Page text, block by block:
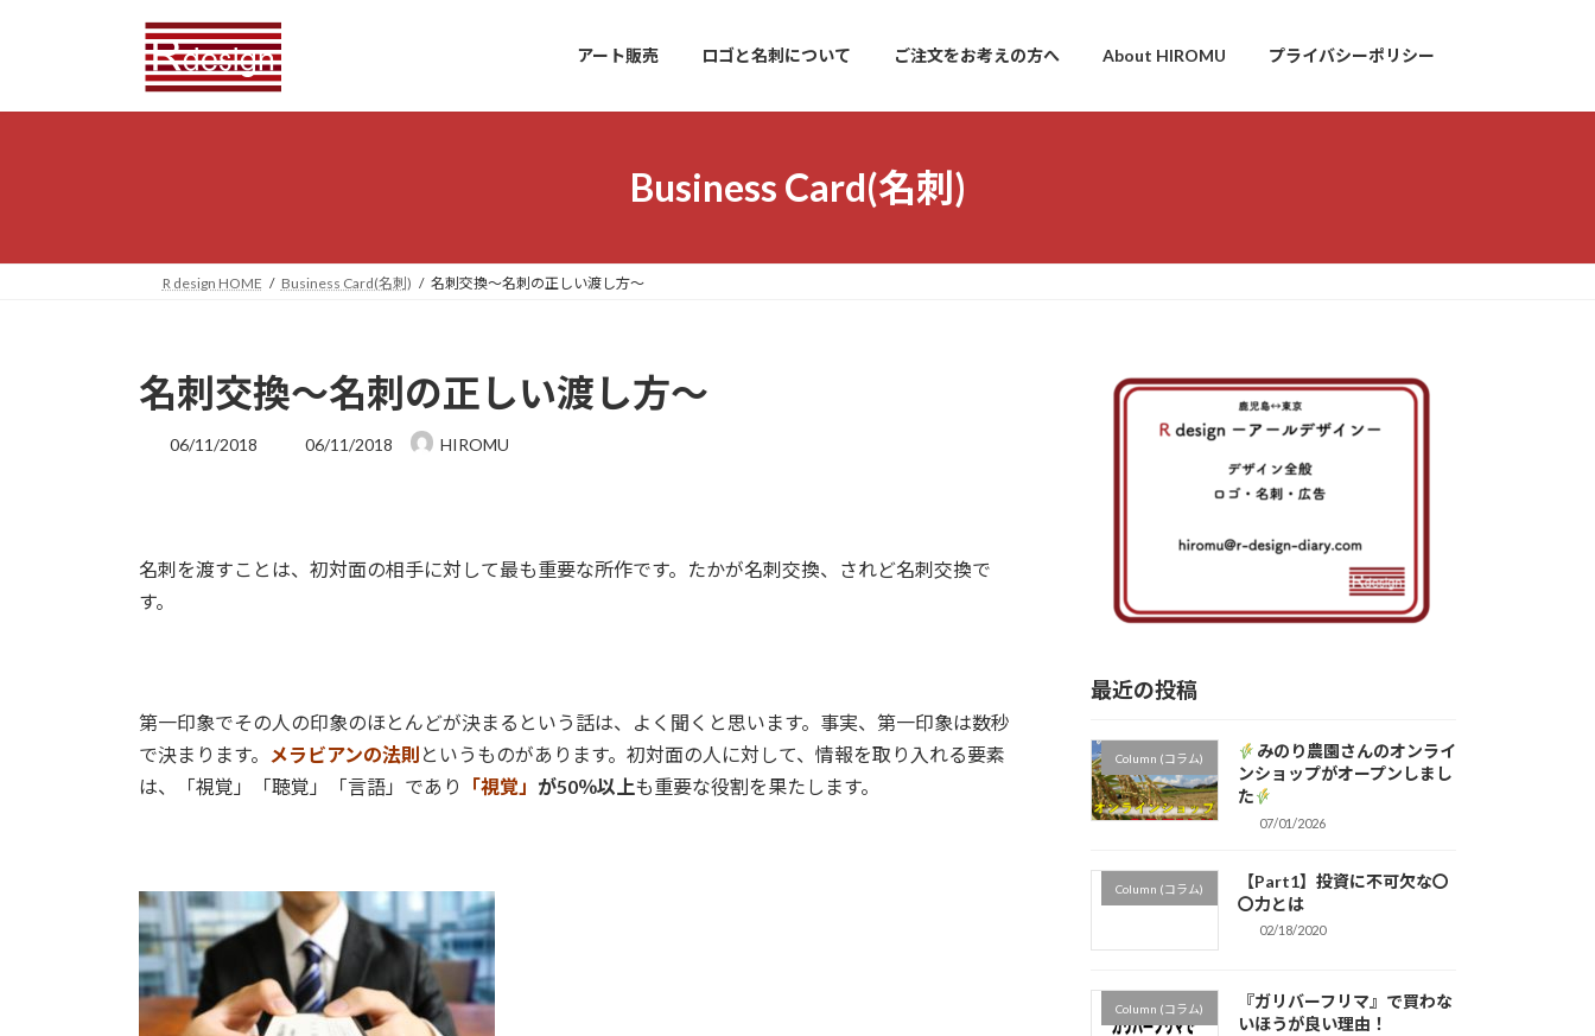
プ
動
アート販売 ロゴと名刺について ご注文をお考えの方へ About HIROMU プライバシーポリシー
Business Card(名刺)
R design HOME Business Card(名刺) 名刺交換〜名刺の正しい渡し方〜
名刺交換〜名刺の正しい渡し方〜
06/11/2018
最
時
06/11/2018 HIROMU
名刺を渡すことは、初対面の相手に対して最も重要な所作です。たかが名刺交換、されど名刺交換で
す。
第一印象でその人の印象のほとんどが決まるという話は、よく聞くと思います。事実、第一印象は数秒
で決まります。
メラビアンの法則 というものがあります。初対面の人に対して、情報を取り入れる要素
は、「視覚」「聴覚」「言語」であり
「視覚」 が50％以上も重要な役割を果たします。
最近の投稿
Column (コラム)
みのり農園さんのオンライ
ンショップがオープンしまし
た
07/01/2026
Column (コラム)
【Part1】投資に不可欠な〇
〇力とは
02/18/2020
Column (コラム)
『ガリバーフリマ』で買わな
いほうが良い理由！